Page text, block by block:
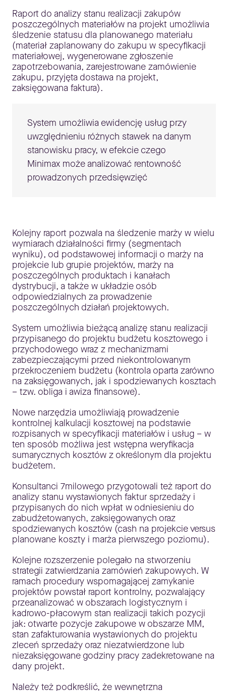
Raport do analizy stanu realizacji zakupów
poszczególnych materiałów na projekt umożliwia
śledzenie statusu dla planowanego materiału
(materiał zaplanowany do zakupu w specyfikacji
materiałowej, wygenerowane zgłoszenie
zapotrzebowania, zarejestrowane zamówienie
zakupu, przyjęta dostawa na projekt,
zaksięgowana faktura).
System umożliwia ewidencję usług przy
uwzględnieniu różnych stawek na danym
stanowisku pracy, w efekcie czego
Minimax może analizować rentowność
prowadzonych przedsięwzięć
Kolejny raport pozwala na śledzenie marży w wielu
wymiarach działalności firmy (segmentach
wyniku), od podstawowej informacji o marży na
projekcie lub grupie projektów, marży na
poszczególnych produktach i kanałach
dystrybucji, a także w układzie osób
odpowiedzialnych za prowadzenie
poszczególnych działań projektowych.
System umożliwia bieżącą analizę stanu realizacji
przypisanego do projektu budżetu kosztowego i
przychodowego wraz z mechanizmami
zabezpieczającymi przed niekontrolowanym
przekroczeniem budżetu (kontrola oparta zarówno
na zaksięgowanych, jak i spodziewanych kosztach
– tzw. obliga i awiza finansowe).
Nowe narzędzia umożliwiają prowadzenie
kontrolnej kalkulacji kosztowej na podstawie
rozpisanych w specyfikacji materiałów i usług – w
ten sposób możliwa jest wstępna weryfikacja
sumarycznych kosztów z określonym dla projektu
budżetem.
Konsultanci 7milowego przygotowali też raport do
analizy stanu wystawionych faktur sprzedaży i
przypisanych do nich wpłat w odniesieniu do
zabudżetowanych, zaksięgowanych oraz
spodziewanych kosztów (cash na projekcie versus
planowane koszty i marża pierwszego poziomu).
Kolejne rozszerzenie polegało na stworzeniu
strategii zatwierdzania zamówień zakupowych. W
ramach procedury wspomagającej zamykanie
projektów powstał raport kontrolny, pozwalający
przeanalizować w obszarach logistycznym i
kadrowo-płacowym stan realizacji takich pozycji
jak: otwarte pozycje zakupowe w obszarze MM,
stan zafakturowania wystawionych do projektu
zleceń sprzedaży oraz niezatwierdzone lub
niezaksięgowane godziny pracy zadekretowane na
dany projekt.
Należy też podkreślić, że wewnętrzna